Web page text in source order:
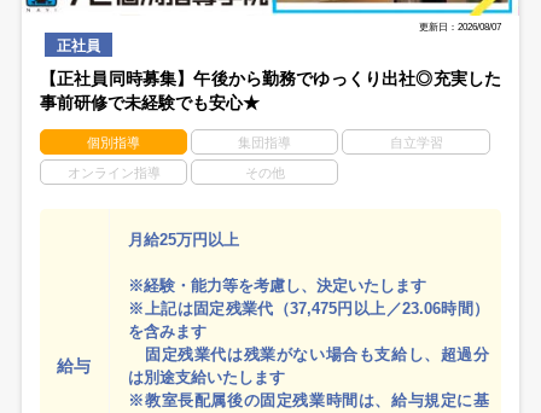
更新日：2026/08/07
正社員
【正社員同時募集】午後から勤務でゆっくり出社◎充実した
事前研修で未経験でも安心★
個別指導 集団指導 自立学習
オンライン指導 その他
給与
月給25万円以上
※経験・能力等を考慮し、決定いたします
※上記は固定残業代（37,475円以上／23.06時間）
を含みます
固定残業代は残業がない場合も支給し、超過分
は別途支給いたします
※教室長配属後の固定残業時間は、給与規定に基